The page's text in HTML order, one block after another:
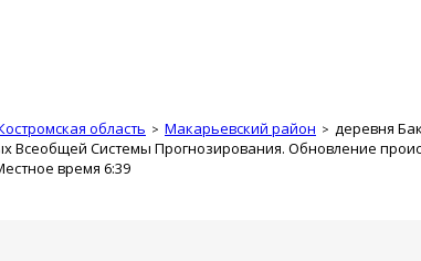
область Макарьевский район деревня
Всеобщей Системы Прогнозирования. Обновление
время 6:39